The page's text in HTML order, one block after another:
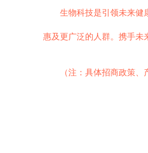
生物科技是引领未来健
惠及更广泛的人群。携手未
（注：具体招商政策